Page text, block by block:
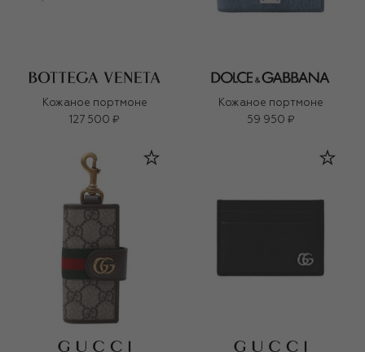
Кожаное портмоне
127 500 ₽
Кожаное портмоне
59 950 ₽